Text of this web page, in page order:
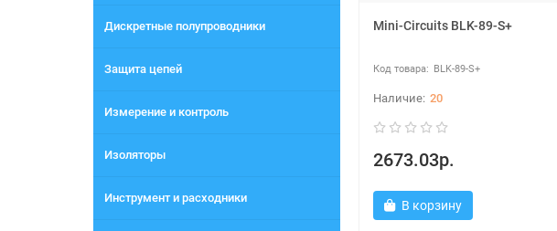
Дискретные полупроводники
Защита цепей
Измерение и контроль
Изоляторы
Инструмент и расходники
Mini-Circuits BLK-89-S+
BLK-89-S+
20
2673.03р.
В корзину